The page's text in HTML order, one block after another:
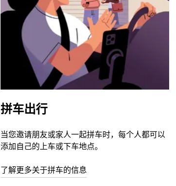
拼车出行
当您邀请朋友或家人一起拼车时，每个人都可以
添加自己的上车或下车地点。
了解更多关于拼车的信息